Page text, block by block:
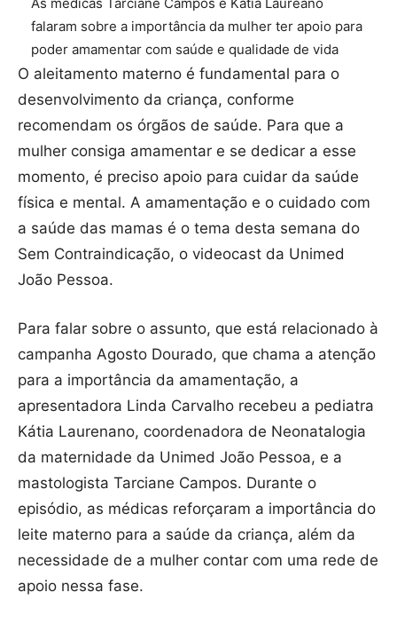
falaram sobre a importância da mulher ter apoio para
poder amamentar com saúde e qualidade de vida
O aleitamento materno é fundamental para o
desenvolvimento da criança, conforme
recomendam os órgãos de saúde. Para que a
mulher consiga amamentar e se dedicar a esse
momento, é preciso apoio para cuidar da saúde
física e mental. A amamentação e o cuidado com
a saúde das mamas é o tema desta semana do
Sem Contraindicação, o videocast da Unimed
João Pessoa.
Para falar sobre o assunto, que está relacionado à
campanha Agosto Dourado, que chama a atenção
para a importância da amamentação, a
apresentadora Linda Carvalho recebeu a pediatra
Kátia Laurenano, coordenadora de Neonatalogia
da maternidade da Unimed João Pessoa, e a
mastologista Tarciane Campos. Durante o
episódio, as médicas reforçaram a importância do
leite materno para a saúde da criança, além da
necessidade de a mulher contar com uma rede de
apoio nessa fase.